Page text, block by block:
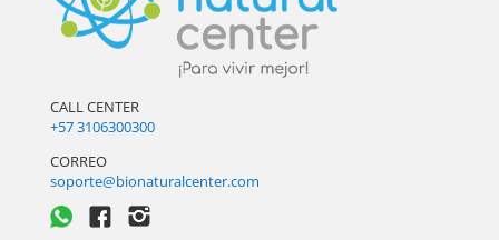
CALL CENTER
+57 3106300300
CORREO
soporte@bionaturalcenter.com